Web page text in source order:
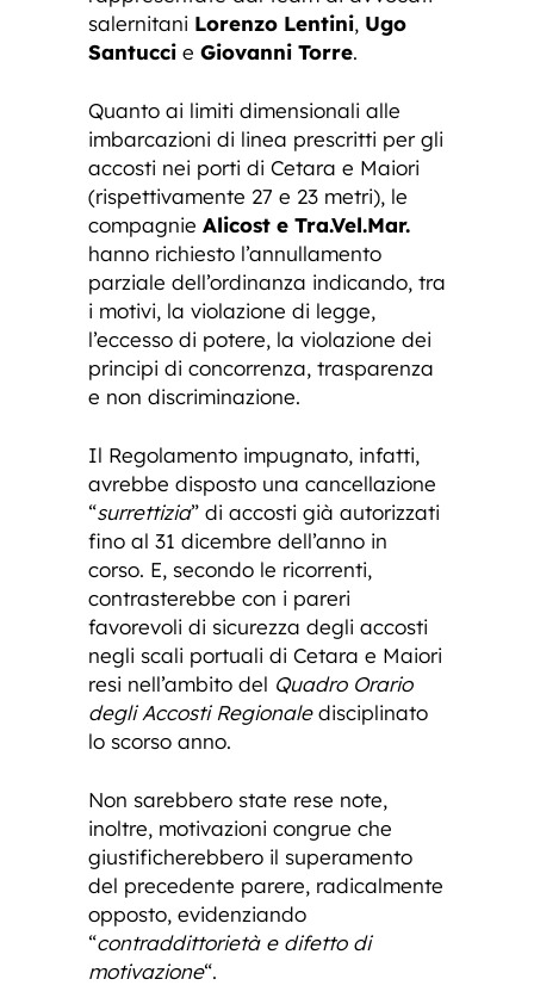
salernitani Lorenzo Lentini, Ugo
Santucci e Giovanni Torre.
Quanto ai limiti dimensionali alle
imbarcazioni di linea prescritti per gli
accosti nei porti di Cetara e Maiori
(rispettivamente 27 e 23 metri), le
compagnie Alicost e Tra.Vel.Mar.
hanno richiesto l’annullamento
parziale dell’ordinanza indicando, tra
i motivi, la violazione di legge,
l’eccesso di potere, la violazione dei
principi di concorrenza, trasparenza
e non discriminazione.
Il Regolamento impugnato, infatti,
avrebbe disposto una cancellazione
“surrettizia” di accosti già autorizzati
fino al 31 dicembre dell’anno in
corso. E, secondo le ricorrenti,
contrasterebbe con i pareri
favorevoli di sicurezza degli accosti
negli scali portuali di Cetara e Maiori
resi nell’ambito del Quadro Orario
degli Accosti Regionaledisciplinato
lo scorso anno.
Non sarebbero state rese note,
inoltre, motivazioni congrue che
giustificherebbero il superamento
del precedente parere, radicalmente
opposto, evidenziando
“contraddittorietà e difetto di
motivazione“.